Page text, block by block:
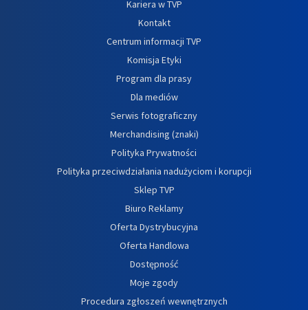
Kariera w TVP
Kontakt
Centrum informacji TVP
Komisja Etyki
Program dla prasy
Dla mediów
Serwis fotograficzny
Merchandising (znaki)
Polityka Prywatności
Polityka przeciwdziałania nadużyciom i korupcji
Sklep TVP
Biuro Reklamy
Oferta Dystrybucyjna
Oferta Handlowa
Dostępność
Moje zgody
Procedura zgłoszeń wewnętrznych